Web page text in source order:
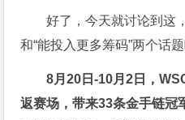
好了，今天就讨论到这
和“能投入更多筹码”两个话题
8月20日-10月2日，
返赛场 ，带来33条金手链